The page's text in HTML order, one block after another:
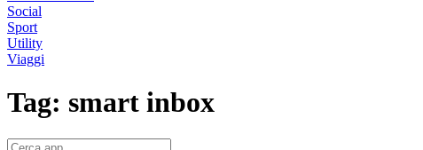
Social
Sport
Utility
Viaggi
Tag: smart inbox